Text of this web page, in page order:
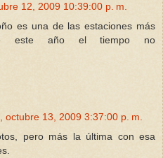
12, 2009 10:39:00 p. m.
es una de las estaciones más
este año el tiempo no
octubre 13, 2009 3:37:00 p. m.
pero más la última con esa